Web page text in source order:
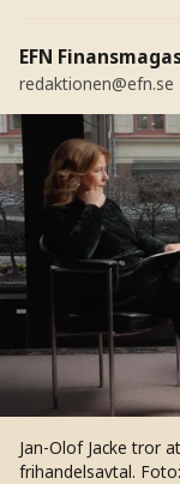
EFN
redaktionen@efn.se
Jan-Olof Jacke tror
frihandelsavtal.